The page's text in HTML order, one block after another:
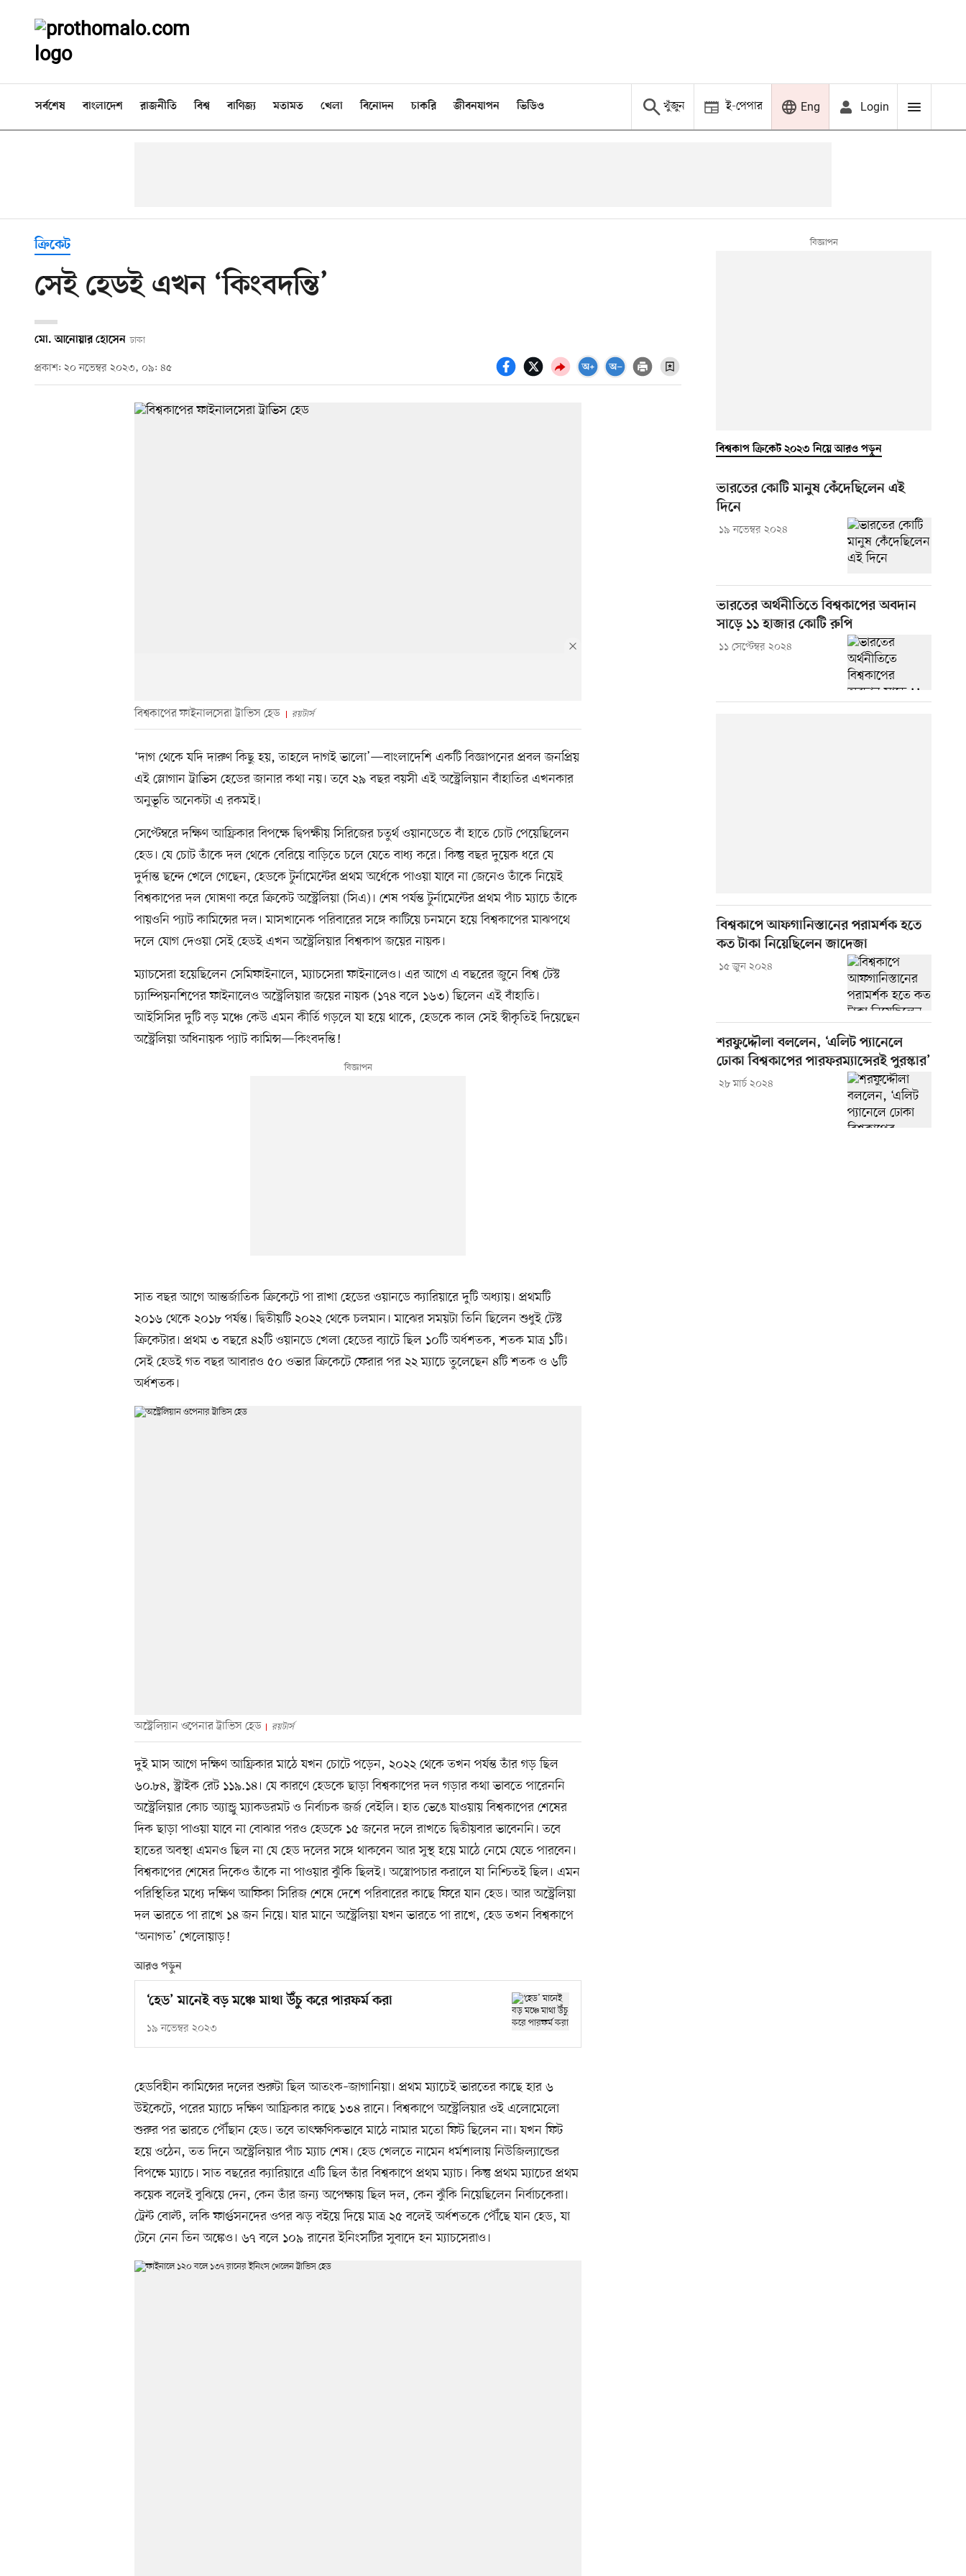
সর্বশেষ বাংলাদেশ রাজনীতি বিশ্ব বাণিজ্য মতামত খেলা বিনোদন চাকরি জীবনযাপন ভিডিও খুঁজুন ই-পেপার Eng Login
ক্রিকেট
সেই হেডই এখন ‘কিংবদন্তি’
মো. আনোয়ার হোসেন ঢাকা
প্রকাশ: ২০ নভেম্বর ২০২৩, ০৯: ৪৫
বিশ্বকাপের ফাইনালসেরা ট্রাভিস হেড রয়টার্স
‘দাগ থেকে যদি দারুণ কিছু হয়, তাহলে দাগই ভালো’—বাংলাদেশি একটি বিজ্ঞাপনের প্রবল জনপ্রিয়
এই স্লোগান ট্রাভিস হেডের জানার কথা নয়। তবে ২৯ বছর বয়সী এই অস্ট্রেলিয়ান বাঁহাতির এখনকার
অনুভূতি অনেকটা এ রকমই।
সেপ্টেম্বরে দক্ষিণ আফ্রিকার বিপক্ষে দ্বিপক্ষীয় সিরিজের চতুর্থ ওয়ানডেতে বাঁ হাতে চোট পেয়েছিলেন
হেড। যে চোট তাঁকে দল থেকে বেরিয়ে বাড়িতে চলে যেতে বাধ্য করে। কিন্তু বছর দুয়েক ধরে যে
দুর্দান্ত ছন্দে খেলে গেছেন, হেডকে টুর্নামেন্টের প্রথম অর্ধেকে পাওয়া যাবে না জেনেও তাঁকে নিয়েই
বিশ্বকাপের দল ঘোষণা করে ক্রিকেট অস্ট্রেলিয়া (সিএ)। শেষ পর্যন্ত টুর্নামেন্টের প্রথম পাঁচ ম্যাচে তাঁকে
পায়ওনি প্যাট কামিন্সের দল। মাসখানেক পরিবারের সঙ্গে কাটিয়ে চনমনে হয়ে বিশ্বকাপের মাঝপথে
দলে যোগ দেওয়া সেই হেডই এখন অস্ট্রেলিয়ার বিশ্বকাপ জয়ের নায়ক।
ম্যাচসেরা হয়েছিলেন সেমিফাইনালে, ম্যাচসেরা ফাইনালেও। এর আগে এ বছরের জুনে বিশ্ব টেস্ট
চ্যাম্পিয়নশিপের ফাইনালেও অস্ট্রেলিয়ার জয়ের নায়ক (১৭৪ বলে ১৬৩) ছিলেন এই বাঁহাতি।
আইসিসির দুটি বড় মঞ্চে কেউ এমন কীর্তি গড়লে যা হয়ে থাকে, হেডকে কাল সেই স্বীকৃতিই দিয়েছেন
অস্ট্রেলিয়া অধিনায়ক প্যাট কামিন্স—কিংবদন্তি!
সাত বছর আগে আন্তর্জাতিক ক্রিকেটে পা রাখা হেডের ওয়ানডে ক্যারিয়ারে দুটি অধ্যায়। প্রথমটি
২০১৬ থেকে ২০১৮ পর্যন্ত। দ্বিতীয়টি ২০২২ থেকে চলমান। মাঝের সময়টা তিনি ছিলেন শুধুই টেস্ট
ক্রিকেটার। প্রথম ৩ বছরে ৪২টি ওয়ানডে খেলা হেডের ব্যাটে ছিল ১০টি অর্ধশতক, শতক মাত্র ১টি।
সেই হেডই গত বছর আবারও ৫০ ওভার ক্রিকেটে ফেরার পর ২২ ম্যাচে তুলেছেন ৪টি শতক ও ৬টি
অর্ধশতক।
অস্ট্রেলিয়ান ওপেনার ট্রাভিস হেড রয়টার্স
দুই মাস আগে দক্ষিণ আফ্রিকার মাঠে যখন চোটে পড়েন, ২০২২ থেকে তখন পর্যন্ত তাঁর গড় ছিল
৬০.৮৪, স্ট্রাইক রেট ১১৯.১৪। যে কারণে হেডকে ছাড়া বিশ্বকাপের দল গড়ার কথা ভাবতে পারেননি
অস্ট্রেলিয়ার কোচ অ্যান্ড্রু ম্যাকডরমট ও নির্বাচক জর্জ বেইলি। হাত ভেঙে যাওয়ায় বিশ্বকাপের শেষের
দিক ছাড়া পাওয়া যাবে না বোঝার পরও হেডকে ১৫ জনের দলে রাখতে দ্বিতীয়বার ভাবেননি। তবে
হাতের অবস্থা এমনও ছিল না যে হেড দলের সঙ্গে থাকবেন আর সুস্থ হয়ে মাঠে নেমে যেতে পারবেন।
বিশ্বকাপের শেষের দিকেও তাঁকে না পাওয়ার ঝুঁকি ছিলই। অস্ত্রোপচার করালে যা নিশ্চিতই ছিল। এমন
পরিস্থিতির মধ্যে দক্ষিণ আফিকা সিরিজ শেষে দেশে পরিবারের কাছে ফিরে যান হেড। আর অস্ট্রেলিয়া
দল ভারতে পা রাখে ১৪ জন নিয়ে। যার মানে অস্ট্রেলিয়া যখন ভারতে পা রাখে, হেড তখন বিশ্বকাপে
‘অনাগত’ খেলোয়াড়!
আরও পড়ুন
‘হেড’ মানেই বড় মঞ্চে মাথা উঁচু করে পারফর্ম করা
১৯ নভেম্বর ২০২৩
হেডবিহীন কামিন্সের দলের শুরুটা ছিল আতংক–জাগানিয়া। প্রথম ম্যাচেই ভারতের কাছে হার ৬
উইকেটে, পরের ম্যাচে দক্ষিণ আফ্রিকার কাছে ১৩৪ রানে। বিশ্বকাপে অস্ট্রেলিয়ার ওই এলোমেলো
শুরুর পর ভারতে পৌঁছান হেড। তবে তাৎক্ষণিকভাবে মাঠে নামার মতো ফিট ছিলেন না। যখন ফিট
হয়ে ওঠেন, তত দিনে অস্ট্রেলিয়ার পাঁচ ম্যাচ শেষ। হেড খেলতে নামেন ধর্মশালায় নিউজিল্যান্ডের
বিপক্ষে ম্যাচে। সাত বছরের ক্যারিয়ারে এটি ছিল তাঁর বিশ্বকাপে প্রথম ম্যাচ। কিন্তু প্রথম ম্যাচের প্রথম
কয়েক বলেই বুঝিয়ে দেন, কেন তাঁর জন্য অপেক্ষায় ছিল দল, কেন ঝুঁকি নিয়েছিলেন নির্বাচকেরা।
ট্রেন্ট বোল্ট, লকি ফার্গুসনদের ওপর ঝড় বইয়ে দিয়ে মাত্র ২৫ বলেই অর্ধশতকে পৌঁছে যান হেড, যা
টেনে নেন তিন অঙ্কেও। ৬৭ বলে ১০৯ রানের ইনিংসটির সুবাদে হন ম্যাচসেরাও।
বিশ্বকাপ ক্রিকেট ২০২৩ নিয়ে আরও পড়ুন
ভারতের কোটি মানুষ কেঁদেছিলেন এই
দিনে
১৯ নভেম্বর ২০২৪
ভারতের অর্থনীতিতে বিশ্বকাপের অবদান
সাড়ে ১১ হাজার কোটি রুপি
১১ সেপ্টেম্বর ২০২৪
বিশ্বকাপে আফগানিস্তানের পরামর্শক হতে
কত টাকা নিয়েছিলেন জাদেজা
১৫ জুন ২০২৪
শরফুদ্দৌলা বললেন, ‘এলিট প্যানেলে
ঢোকা বিশ্বকাপের পারফরম্যান্সেরই পুরস্কার’
২৮ মার্চ ২০২৪